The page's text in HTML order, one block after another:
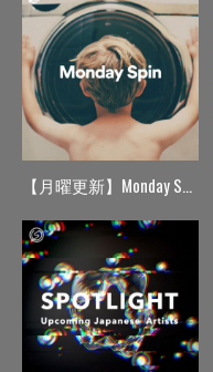
【月曜更新】Monday Spin